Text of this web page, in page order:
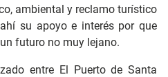
ambiental y reclamo turístico
su apoyo e interés por que
futuro no muy lejano.
entre El Puerto de Santa